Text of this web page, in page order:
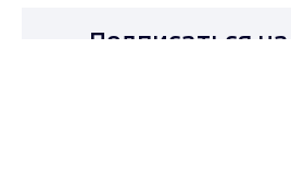
Подписаться